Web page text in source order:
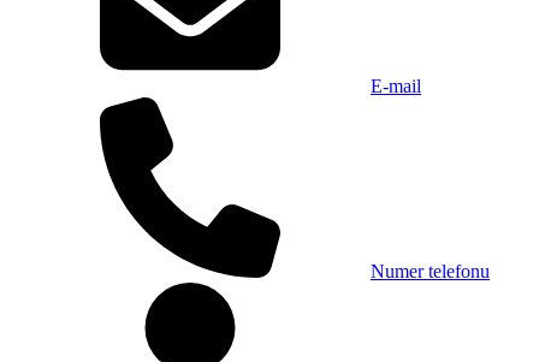
E-mail
Numer telefonu